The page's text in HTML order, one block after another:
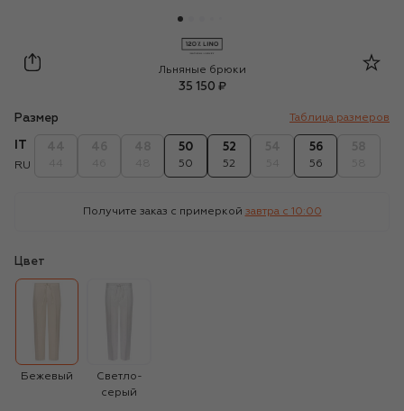
120% Lino
Льняные брюки
35 150 ₽
Размер Таблица размеров
RU
50
50
52
52
56
56
Получите заказ с примеркой завтра c 10:00
Цвет
Бежевый
Светло-
серый